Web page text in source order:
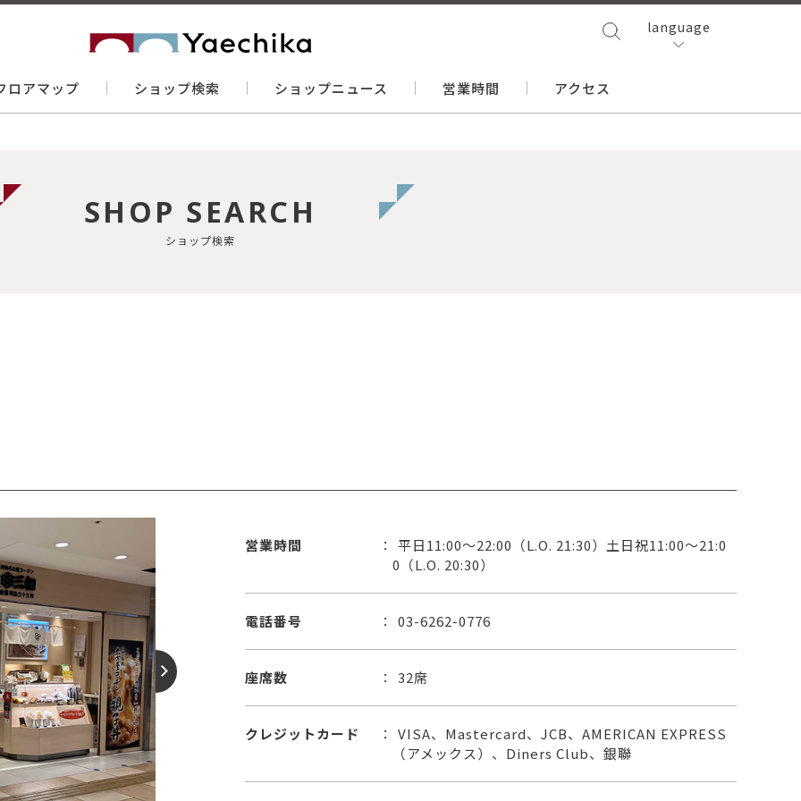
language
ロアマップ ショップ検索 ショップニュース 営業時間 アクセス
SHOP SEARCH
ショップ検索
営業時間
平日11:00～22:00（L.O. 21:30）土日祝11:00～21:0
0（L.O. 20:30）
電話番号 03-6262-0776
座席数 32席
クレジットカード
VISA、Mastercard、JCB、AMERICAN EXPRESS
（アメックス）、Diners Club、銀聯